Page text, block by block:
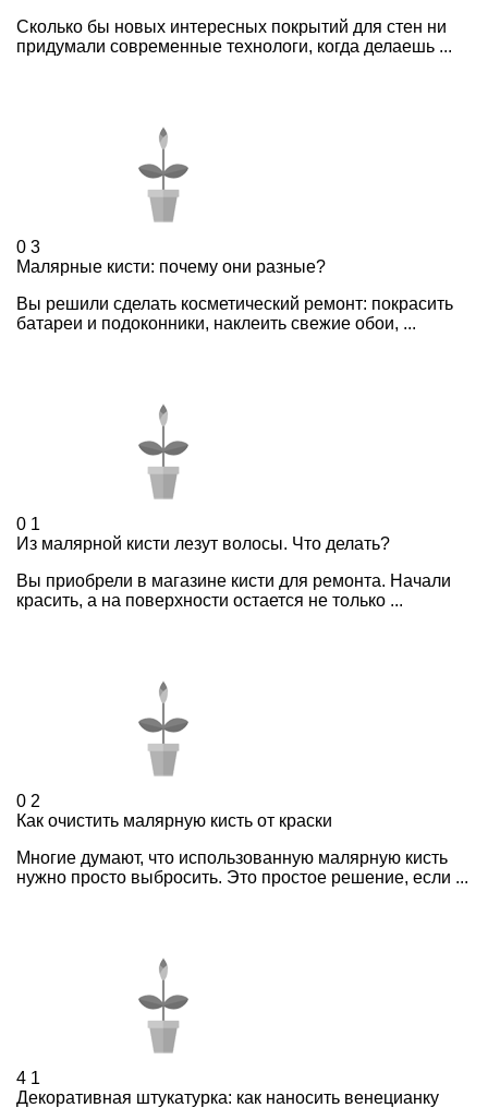
Сколько бы новых интересных покрытий для стен ни
придумали современные технологи, когда делаешь ...
0 3
Малярные кисти: почему они разные?
Вы решили сделать косметический ремонт: покрасить
батареи и подоконники, наклеить свежие обои, ...
0 1
Из малярной кисти лезут волосы. Что делать?
Вы приобрели в магазине кисти для ремонта. Начали
красить, а на поверхности остается не только ...
0 2
Как очистить малярную кисть от краски
Многие думают, что использованную малярную кисть
нужно просто выбросить. Это простое решение, если ...
4 1
Декоративная штукатурка: как наносить венецианку